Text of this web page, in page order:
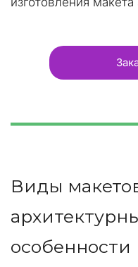
Виды
особенности